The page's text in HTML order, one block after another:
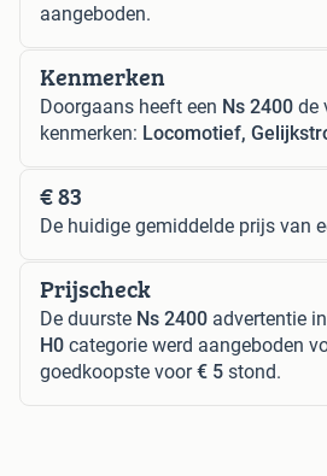
aangeboden.
Kenmerken
Doorgaans heeft een Ns 2400 de
kenmerken: Locomotief,
€ 83
De huidige gemiddelde prijs van
Prijscheck
De duurste Ns 2400 advertentie
H0 categorie werd aangeboden
goedkoopste voor€ 5 stond.